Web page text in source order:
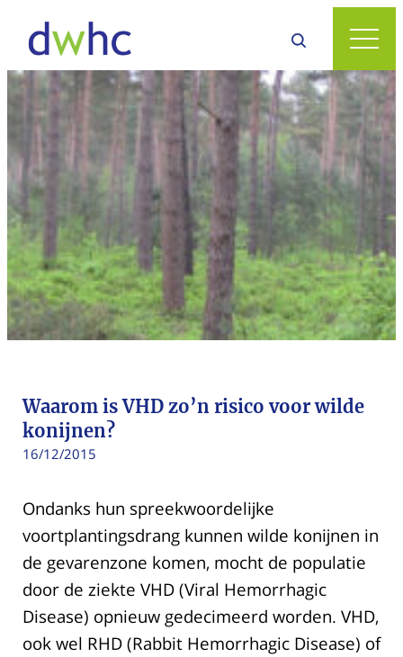
Waarom is VHD zo’n risico voor wilde
konijnen?
16/12/2015
Ondanks hun spreekwoordelijke
voortplantingsdrang kunnen wilde konijnen in
de gevarenzone komen, mocht de populatie
door de ziekte VHD (Viral Hemorrhagic
Disease) opnieuw gedecimeerd worden. VHD,
ook wel RHD (Rabbit Hemorrhagic Disease) of